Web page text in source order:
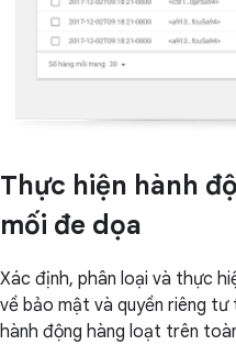
Thực hiện hành
mối đe dọa
Xác định, phân loại và thực
về bảo mật và quyền riêng tư
hành động hàng loạt trên